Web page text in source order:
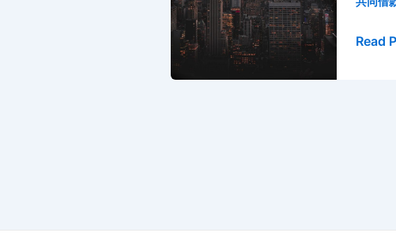
曼
Read